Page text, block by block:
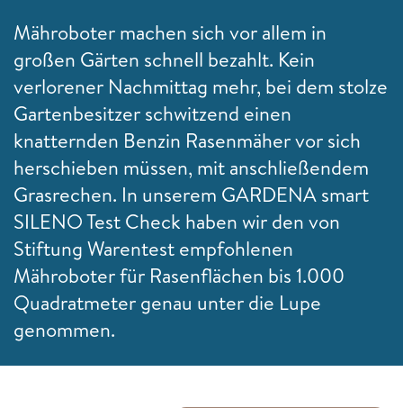
Mähroboter machen sich vor allem in
großen Gärten schnell bezahlt. Kein
verlorener Nachmittag mehr, bei dem stolze
Gartenbesitzer schwitzend einen
knatternden Benzin Rasenmäher vor sich
herschieben müssen, mit anschließendem
Grasrechen. In unserem GARDENA smart
SILENO Test Check haben wir den von
Stiftung Warentest empfohlenen
Mähroboter für Rasenflächen bis 1.000
Quadratmeter genau unter die Lupe
genommen.